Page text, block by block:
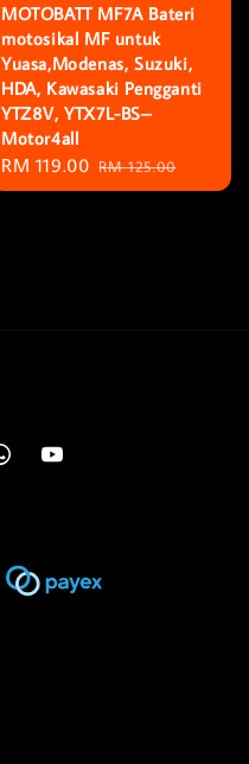
MOTOBATT MF7A Bateri
motosikal MF untuk
Yuasa,Modenas, Suzuki,
HDA, Kawasaki Pengganti
YTZ8V, YTX7L-BS–
Motor4all
Sale
price
RM 119.00 Regular
price
RM 125.00